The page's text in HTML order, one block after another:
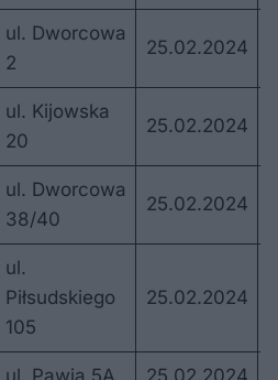
ul. Dworcowa
2
25.02.2024
ul. Kijowska
20
25.02.2024
ul. Dworcowa
38/40
25.02.2024
ul.
Piłsudskiego
105
25.02.2024
ul. Pawia 5A 25.02.2024